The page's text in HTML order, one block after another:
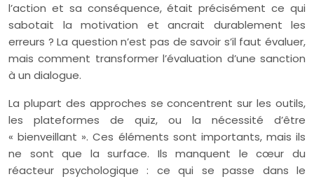
l’action et sa conséquence, était précisément ce qui
sabotait la motivation et ancrait durablement les
erreurs ? La question n’est pas de savoir s’il faut évaluer,
mais comment transformer l’évaluation d’une sanction
à un dialogue.
La plupart des approches se concentrent sur les outils,
les plateformes de quiz, ou la nécessité d’être
« bienveillant ». Ces éléments sont importants, mais ils
ne sont que la surface. Ils manquent le cœur du
réacteur psychologique : ce qui se passe dans le